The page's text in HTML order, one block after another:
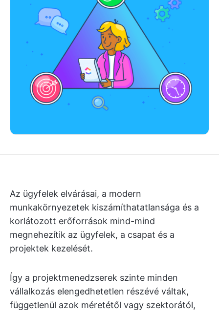
Az ügyfelek elvárásai, a modern
munkakörnyezetek kiszámíthatatlansága és a
korlátozott erőforrások mind-mind
megnehezítik az ügyfelek, a csapat és a
projektek kezelését.
Így a projektmenedzserek szinte minden
vállalkozás elengedhetetlen részévé váltak,
függetlenül azok méretétől vagy szektorától,